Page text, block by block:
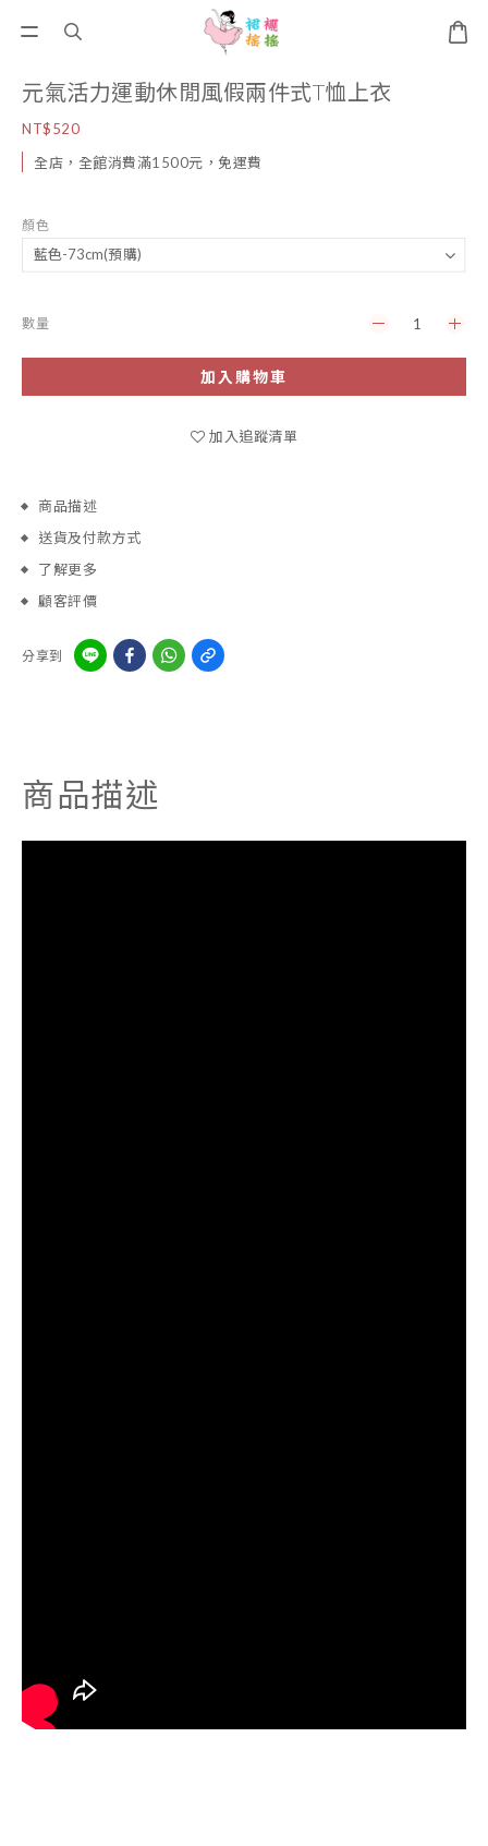
元氣活力運動休閒風假兩件式T恤上衣
NT$520
全店，全館消費滿1500元，免運費
顏色
數量
加入購物車
加入追蹤清單
商品描述
送貨及付款方式
了解更多
顧客評價
分享到
商品描述